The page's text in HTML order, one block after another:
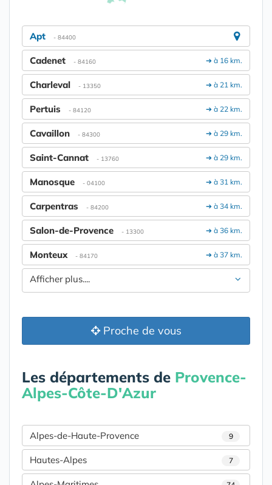
Apt - 84400
➔ à 16 km.
Cadenet - 84160
➔ à 21 km.
Charleval - 13350
➔ à 22 km.
Pertuis - 84120
➔ à 29 km.
Cavaillon - 84300
➔ à 29 km.
Saint-Cannat - 13760
➔ à 31 km.
Manosque - 04100
➔ à 34 km.
Carpentras - 84200
➔ à 36 km.
Salon-de-Provence - 13300
➔ à 37 km.
Monteux - 84170
Afficher plus....
Proche de vous
Les départements de Provence-
Alpes-Côte-D'Azur
Alpes-de-Haute-Provence 9
Hautes-Alpes 7